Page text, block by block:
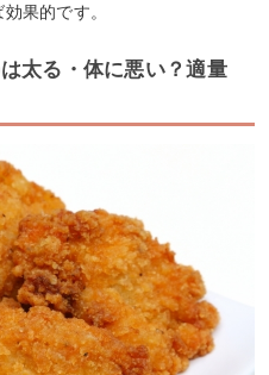
果的です。
太る・体に悪い？適量